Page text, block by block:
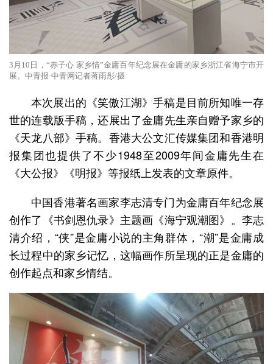
3月10日，“赤子心 家乡情”金庸百年纪念展在金庸的家乡浙江省海宁市开
展。中青报·中青网记者蒋雨彤/摄
本次展出的《笑傲江湖》手稿是目前所知唯一存
世的连载版手稿，还展出了金庸先生亲自赠予家乡的
《天龙八部》手稿。香港大公文汇传媒集团和香港明
报集团也提供了不少1948至2009年间金庸先生在
《大公报》《明报》等报纸上发表的文章原件。
中国香港著名画家李志清专门为金庸百年纪念展
创作了《书剑恩仇录》主题画《海宁观潮图》。李志
清介绍，“侠”是金庸小说的主角群体，“潮”是金庸成
长过程中的家乡记忆，这幅画作所呈现的正是金庸的
创作起点和家乡情结。